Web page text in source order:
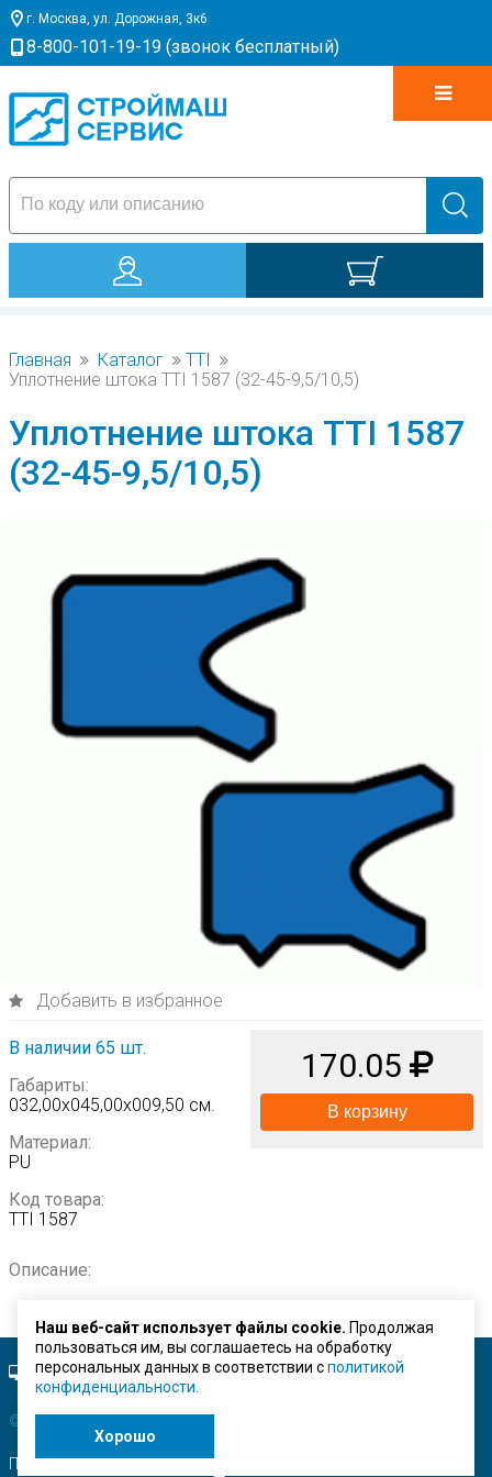
г. Москва, ул. Дорожная, 3к6
8-800-101-19-19 (звонок бесплатный)
Главная Каталог
TTI
Уплотнение штока TTI 1587 (32-45-9,5/10,5)
Уплотнение штока TTI 1587
(32-45-9,5/10,5)
Добавить в избранное
В наличии 65 шт.
Габариты:
032,00х045,00х009,50 см.
Материал:
PU
Код товара:
TTI 1587
170.05
В корзину
Описание:
Полная версия сайта.
© ЗАО "Строймашсервис"
Поисковое продвижение
Наш веб-сайт использует файлы cookie. Продолжая
пользоваться им, вы соглашаетесь на обработку
персональных данных в соответствии сполитикой
конфиденциальности.
Хорошо